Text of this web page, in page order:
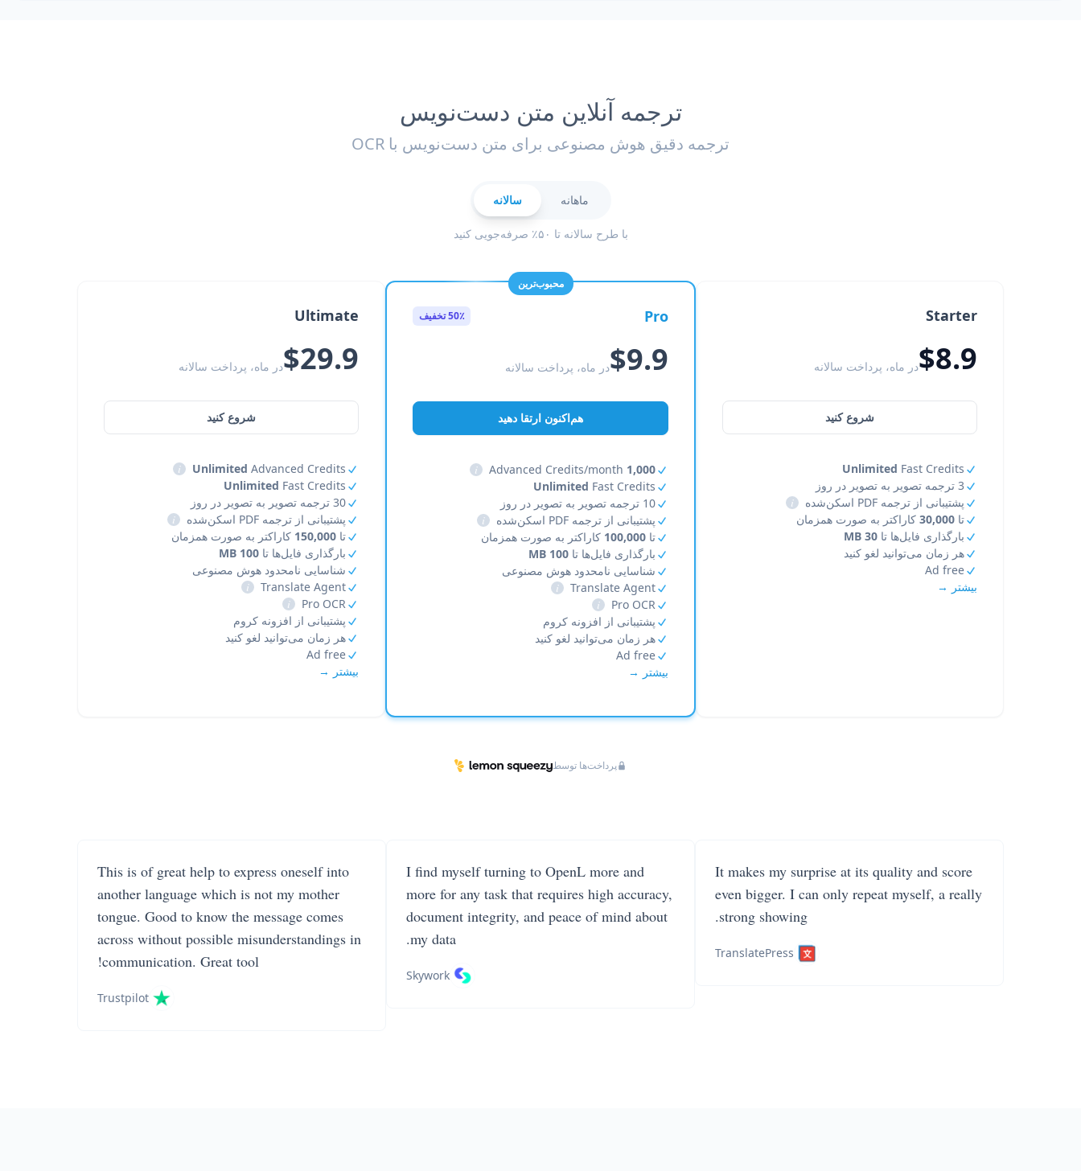
ترجمه آنلاین متن دست‌نویس
ترجمه دقیق هوش مصنوعی برای متن دست‌نویس با OCR
ماهانه سالانه
با طرح سالانه تا ۵۰٪ صرفه‌جویی کنید
Starter
$8.9در ماه، پرداخت سالانه
شروع کنید
Unlimited Fast Credits
3 ترجمه تصویر به تصویر در روز
پشتیبانی از ترجمه PDF اسکن‌شده
i
تا 30,000 کاراکتر به صورت همزمان
بارگذاری فایل‌ها تا 30 MB
هر زمان می‌توانید لغو کنید
Ad free
بیشتر →
محبوب‌ترین
Pro 50٪ تخفیف
$9.9در ماه، پرداخت سالانه
هم‌اکنون ارتقا دهید
1,000
i
Unlimited Fast Credits
10 ترجمه تصویر به تصویر در روز
پشتیبانی از ترجمه PDF اسکن‌شده
i
تا100,000 کاراکتر به صورت همزمان
بارگذاری فایل‌ها تا100 MB
شناسایی نامحدود هوش مصنوعی
Translate Agent
i
Pro OCR
i
پشتیبانی از افزونه کروم
هر زمان می‌توانید لغو کنید
Ad free
بیشتر →
Ultimate
$29.9در ماه، پرداخت سالانه
شروع کنید
Unlimited Advanced Credits
i
Unlimited Fast Credits
30 ترجمه تصویر به تصویر در روز
پشتیبانی از ترجمه PDF اسکن‌شده
i
تا 150,000 کاراکتر به صورت همزمان
بارگذاری فایل‌ها تا 100 MB
شناسایی نامحدود هوش مصنوعی
Translate Agent
i
Pro OCR
i
پشتیبانی از افزونه کروم
هر زمان می‌توانید لغو کنید
Ad free
بیشتر →
پرداخت‌ها توسط
It makes my surprise at its quality and score
even bigger. I can only repeat myself, a really
strong showing.
TranslatePress
I find myself turning to OpenL more and
more for any task that requires high accuracy,
document integrity, and peace of mind about
my data.
Skywork
This is of great help to express oneself into
another language which is not my mother
tongue. Good to know the message comes
across without possible misunderstandings in
communication. Great tool!
Trustpilot